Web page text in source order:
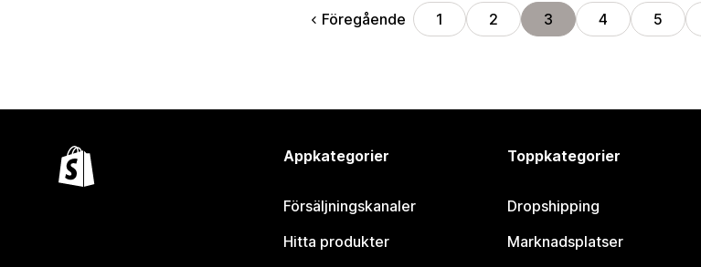
Föregående 1 2 3 4 5
Appkategorier
Försäljningskanaler
Hitta produkter
Toppkategorier
Dropshipping
Marknadsplatser